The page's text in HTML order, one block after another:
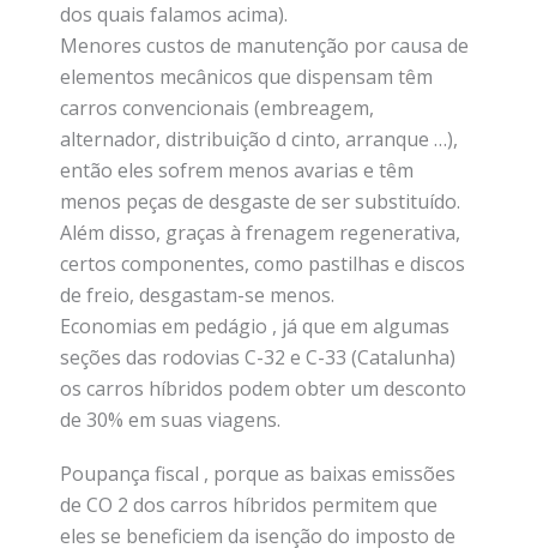
dos quais falamos acima).
Menores custos de manutenção por causa de
elementos mecânicos que dispensam têm
carros convencionais (embreagem,
alternador, distribuição d cinto, arranque …),
então eles sofrem menos avarias e têm
menos peças de desgaste de ser substituído.
Além disso, graças à frenagem regenerativa,
certos componentes, como pastilhas e discos
de freio, desgastam-se menos.
Economias em pedágio , já que em algumas
seções das rodovias C-32 e C-33 (Catalunha)
os carros híbridos podem obter um desconto
de 30% em suas viagens.
Poupança fiscal , porque as baixas emissões
de CO 2 dos carros híbridos permitem que
eles se beneficiem da isenção do imposto de